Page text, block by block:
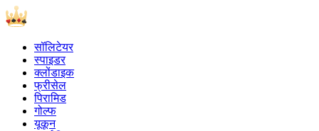
सॉलिटेयर
स्पाइडर
क्लोंडाइक
फ्रीसेल
पिरामिड
गोल्फ
यूकून